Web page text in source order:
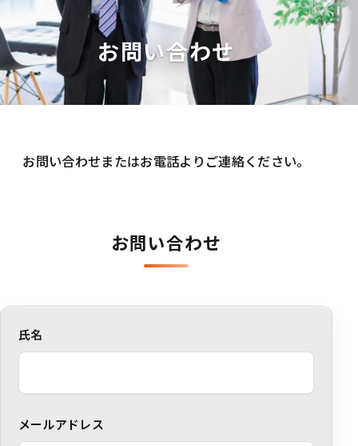
お問い合わせ
お問い合わせまたはお電話よりご連絡ください。
お問い合わせ
氏名
メールアドレス